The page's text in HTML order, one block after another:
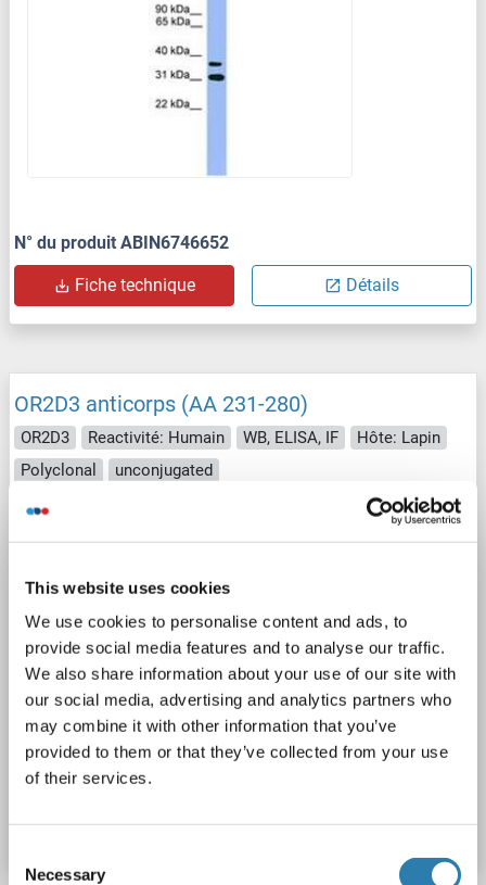
This website uses cookies
We use cookies to personalise content and ads, to
provide social media features and to analyse our traffic.
We also share information about your use of our site with
our social media, advertising and analytics partners who
may combine it with other information that you’ve
provided to them or that they’ve collected from your use
of their services.
Selection
Necessary
N° du produit ABIN6746652
Fiche technique Détails
OR2D3 anticorps (AA 231-280)
OR2D3 Reactivité: Humain WB, ELISA, IF
Hôte: Lapin
Polyclonal
unconjugated
WB
N° du produit ABIN1535878
Fiche technique Détails